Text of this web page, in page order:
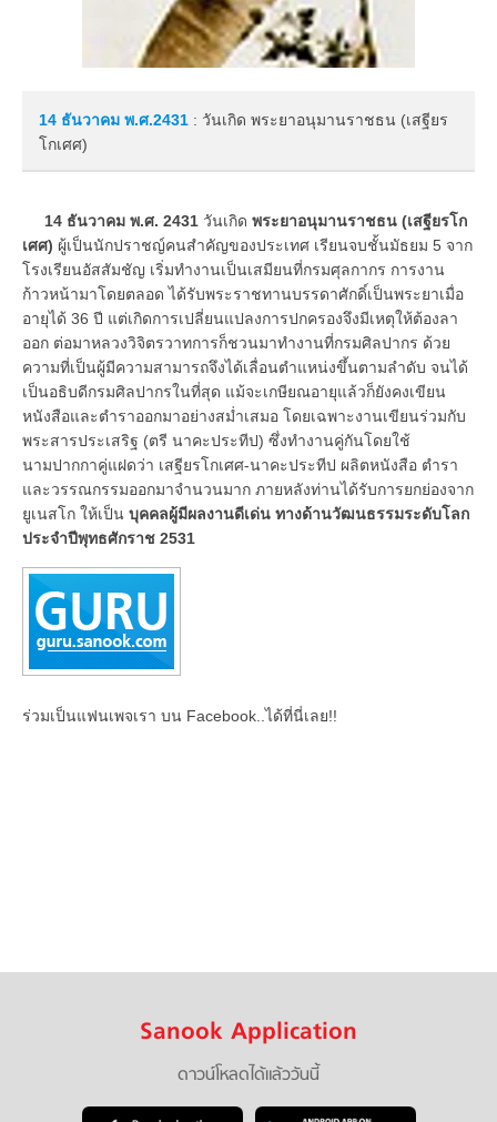
14 ธันวาคม พ.ศ.2431 : วันเกิด พระยาอนุมานราชธน (เสฐียร
โกเศศ)
14 ธันวาคม พ.ศ. 2431 วันเกิด พระยาอนุมานราชธน (เสฐียรโก
เศศ) ผู้เป็นนักปราชญ์คนสำคัญของประเทศ เรียนจบชั้นมัธยม 5 จาก
โรงเรียนอัสสัมชัญ เริ่มทำงานเป็นเสมียนที่กรมศุลกากร การงาน
ก้าวหน้ามาโดยตลอด ได้รับพระราชทานบรรดาศักดิ์เป็นพระยาเมื่อ
อายุได้ 36 ปี แต่เกิดการเปลี่ยนแปลงการปกครองจึงมีเหตุให้ต้องลา
ออก ต่อมาหลวงวิจิตรวาทการก็ชวนมาทำงานที่กรมศิลปากร ด้วย
ความที่เป็นผู้มีความสามารถจึงได้เลื่อนตำแหน่งขึ้นตามลำดับ จนได้
เป็นอธิบดีกรมศิลปากรในที่สุด แม้จะเกษียณอายุแล้วก็ยังคงเขียน
หนังสือและตำราออกมาอย่างสม่ำเสมอ โดยเฉพาะงานเขียนร่วมกับ
พระสารประเสริฐ (ตรี นาคะประทีป) ซึ่งทำงานคู่กันโดยใช้
นามปากกาคู่แฝดว่า เสฐียรโกเศศ-นาคะประทีป ผลิตหนังสือ ตำรา
และวรรณกรรมออกมาจำนวนมาก ภายหลังท่านได้รับการยกย่องจาก
ยูเนสโก ให้เป็น บุคคลผู้มีผลงานดีเด่น ทางด้านวัฒนธรรมระดับโลก
ประจำปีพุทธศักราช 2531
ร่วมเป็นแฟนเพจเรา บน Facebook..ได้ที่นี่เลย!!
Sanook Application
ดาวน์โหลดได้แล้ววันนี้